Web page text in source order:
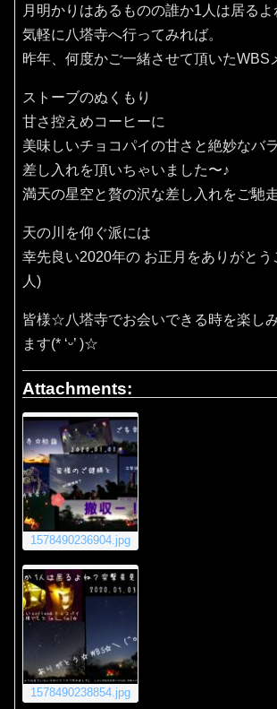
月明かりはあるものの誰か1人は居るよ
気軽に八塔寺へ行ってみれば。
昨年、何度かご一緒させて頂いたWBS
ストーブのぬくもり
甘さ控えめコーヒーに
美味しいチョコパイの甘さと絶妙なバ
差し入れを頂いちゃいました〜♪
満天の星空と贅の沢な差し入れをご馳
天の川を仰ぐ派には
幸先良い2020年の お正月をありがと
人)
皆様☆八塔寺でお会いできる時を楽し
ます(* ‘ᵕ’ )☆
Attachments:
1578490236904.jpg
1578490238854.jpg